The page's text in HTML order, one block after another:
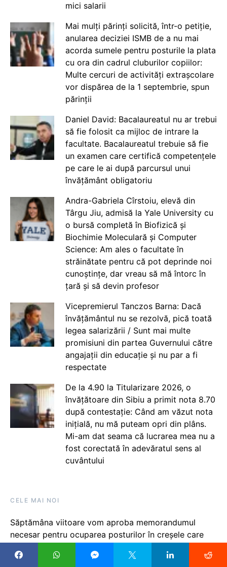
mici salarii
Mai mulți părinți solicită, într-o petiție,
anularea deciziei ISMB de a nu mai
acorda sumele pentru posturile la plata
cu ora din cadrul cluburilor copiilor:
Multe cercuri de activități extrașcolare
vor dispărea de la 1 septembrie, spun
părinții
Daniel David: Bacalaureatul nu ar trebui
să fie folosit ca mijloc de intrare la
facultate. Bacalaureatul trebuie să fie
un examen care certifică competențele
pe care le ai după parcursul unui
învățământ obligatoriu
Andra-Gabriela Cîrstoiu, elevă din
Târgu Jiu, admisă la Yale University cu
o bursă completă în Biofizică și
Biochimie Moleculară și Computer
Science: Am ales o facultate în
străinătate pentru că pot deprinde noi
cunoștințe, dar vreau să mă întorc în
țară și să devin profesor
Vicepremierul Tanczos Barna: Dacă
învățământul nu se rezolvă, pică toată
legea salarizării / Sunt mai multe
promisiuni din partea Guvernului către
angajații din educație și nu par a fi
respectate
De la 4.90 la Titularizare 2026, o
învățătoare din Sibiu a primit nota 8.70
după contestație: Când am văzut nota
inițială, nu mă puteam opri din plâns.
Mi-am dat seama că lucrarea mea nu a
fost corectată în adevăratul sens al
cuvântului
CELE MAI NOI
Săptămâna viitoare vom aproba memorandumul
necesar pentru ocuparea posturilor în creșele care
premierul Bolojan, la 2 zile după ce s-au afișat